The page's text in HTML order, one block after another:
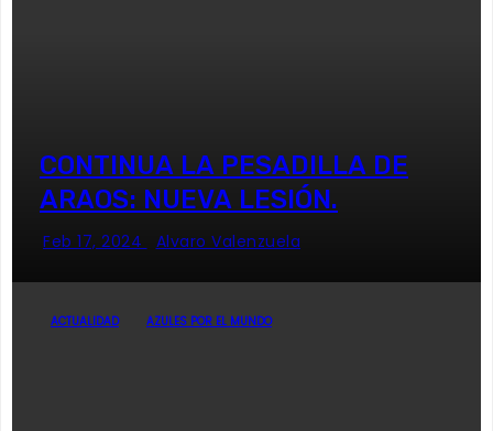
CONTINUA LA PESADILLA DE
ARAOS: NUEVA LESIÓN.
Feb 17, 2024 Alvaro Valenzuela
ACTUALIDAD AZULES POR EL MUNDO